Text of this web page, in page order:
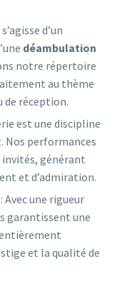
d’un
déambulation
notre répertoire
au thème
de réception.
est une discipline
Nos performances
invités, générant
et d’admiration.
: Avec une rigueur
garantissent une
et la qualité de